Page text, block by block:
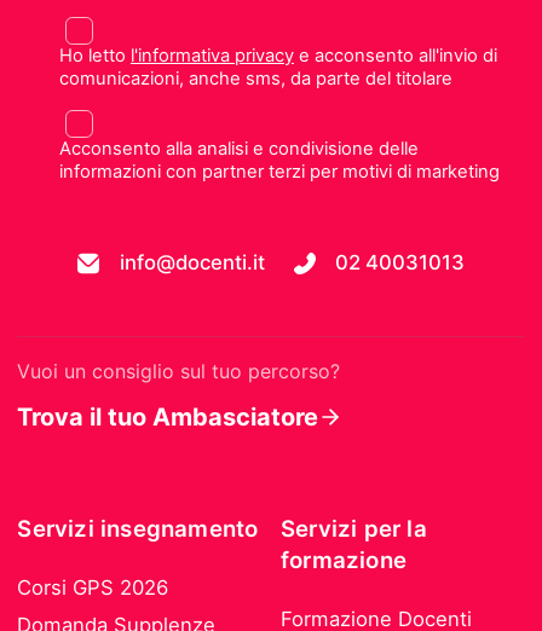
Ho letto l'informativa privacye acconsento all'invio di
comunicazioni, anche sms, da parte del titolare
Acconsento alla analisi e condivisione delle
informazioni con partner terzi per motivi di marketing
info@docenti.it 02 40031013
Vuoi un consiglio sul tuo percorso?
Trova il tuo Ambasciatore
Servizi insegnamento
Corsi GPS 2026
Domanda Supplenze
Servizi per la
formazione
Formazione Docenti